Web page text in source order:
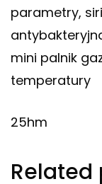
parametry,
mini palnik
temperatury
25hm
Related